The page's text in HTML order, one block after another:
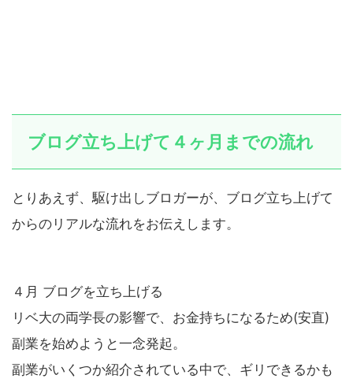
ブログ立ち上げて４ヶ月までの流れ
とりあえず、駆け出しブロガーが、ブログ立ち上げて
からのリアルな流れをお伝えします。
４月 ブログを立ち上げる
リベ大の両学長の影響で、お金持ちになるため(安直)
副業を始めようと一念発起。
副業がいくつか紹介されている中で、 ギリできるかも